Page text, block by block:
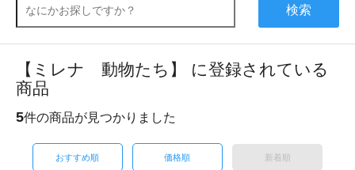
検索
【ミレナ 動物たち】 に登録されている
商品
5件の商品が見つかりました
おすすめ順 価格順 新着順